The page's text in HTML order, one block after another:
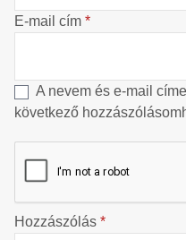
E-mail cím *
A nevem és e-mail
következő
Hozzászólás *